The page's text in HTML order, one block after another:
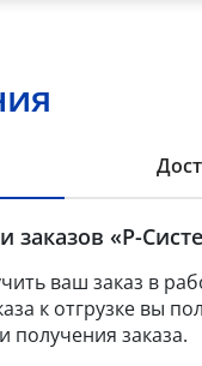
«Р-
ваш заказ в
к отгрузке вы
получения заказа.